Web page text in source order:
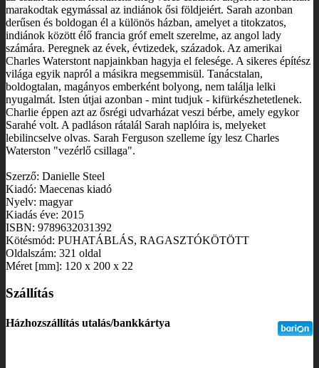
marakodtak egymással az indiánok ősi földjeiért. Sarah azonban
derűsen és boldogan él a különös házban, amelyet a titokzatos,
indiánok között élő francia gróf emelt szerelme, az angol lady
számára. Peregnek az évek, évtizedek, századok. Az amerikai
Charles Waterstont napjainkban hagyja el felesége. A sikeres építész
világa egyik napról a másikra megsemmisül. Tanácstalan,
boldogtalan, magányos emberként bolyong, nem találja lelki
nyugalmát. Isten útjai azonban - mint tudjuk - kifürkészhetetlenek.
Charlie éppen azt az ősrégi udvarházat veszi bérbe, amely egykor
Sarahé volt. A padláson rátalál Sarah naplóira is, melyeket
lebilincselve olvas. Sarah Ferguson szelleme így lesz Charles
Waterston "vezérlő csillaga".
Szerző: Danielle Steel
Kiadó: Maecenas kiadó
Nyelv: magyar
Kiadás éve: 2015
ISBN: 9789632031392
Kötésmód: PUHATÁBLÁS, RAGASZTÓKÖTÖTT
Oldalszám: 321 oldal
Méret [mm]: 120 x 200 x 22
Szállítás
Házhozszállítás utalás/bankkártya